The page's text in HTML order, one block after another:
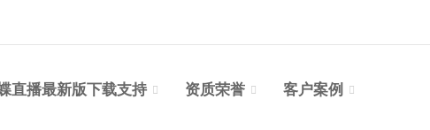
直播最新版下载支持 资质荣誉 客户案例